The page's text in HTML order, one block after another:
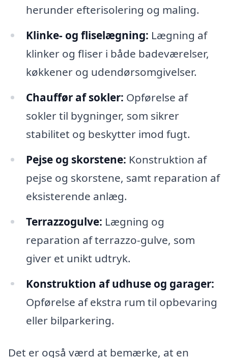
herunder efterisolering og maling.
Klinke- og fliselægning: Lægning af
klinker og fliser i både badeværelser,
køkkener og udendørsomgivelser.
Chauffør af sokler: Opførelse af
sokler til bygninger, som sikrer
stabilitet og beskytter imod fugt.
Pejse og skorstene: Konstruktion af
pejse og skorstene, samt reparation af
eksisterende anlæg.
Terrazzogulve: Lægning og
reparation af terrazzo-gulve, som
giver et unikt udtryk.
Konstruktion af udhuse og garager:
Opførelse af ekstra rum til opbevaring
eller bilparkering.
Det er også værd at bemærke, at en